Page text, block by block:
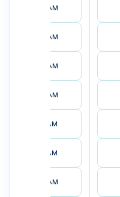
5:00 AM
5:30 AM
6:00 AM
6:30 AM
7:00 AM
7:30 AM
8:00 AM